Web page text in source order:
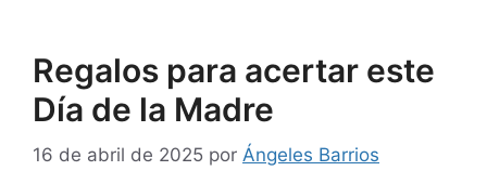
Regalos para acertar este
Día de la Madre
16 de abril de 2025 por Ángeles Barrios